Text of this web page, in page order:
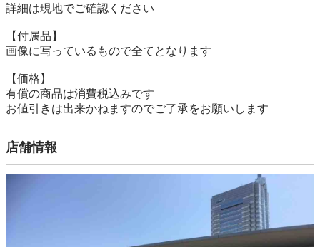
詳細は現地でご確認ください
【付属品】
画像に写っているもので全てとなります
【価格】
有償の商品は消費税込みです
お値引きは出来かねますのでご了承をお願いします
店舗情報